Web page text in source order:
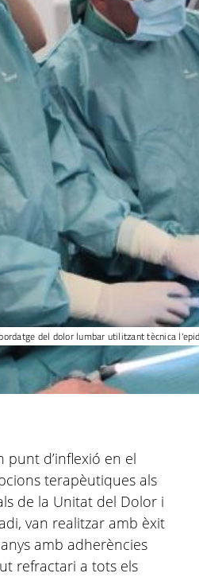
del dolor lumbar utilitzant tècnica
d’inflexió en el
terapèutiques als
de la Unitat del Dolor i
van realitzar amb èxit
amb adherències
refractari a tots els